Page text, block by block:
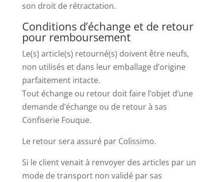
son droit de rétractation.
Conditions d’échange et de retour
pour remboursement
Le(s) article(s) retourné(s) doivent être neufs,
non utilisés et dans leur emballage d’origine
parfaitement intacte.
Tout échange ou retour doit faire l’objet d’une
demande d’échange ou de retour à sas
Confiserie Fouque.
Le retour sera assuré par Colissimo.
Si le client venait à renvoyer des articles par un
mode de transport non validé par sas